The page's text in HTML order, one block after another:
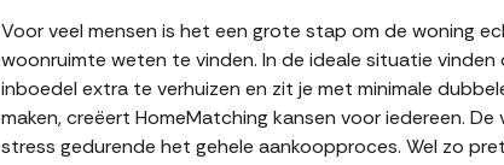
Voor veel mensen is het een grote stap om de woning
woonruimte weten te vinden. In de ideale situatie
inboedel extra te verhuizen en zit je met minimale
maken, creëert HomeMatching kansen voor iedereen.
stress gedurende het gehele aankoopproces. Wel zo